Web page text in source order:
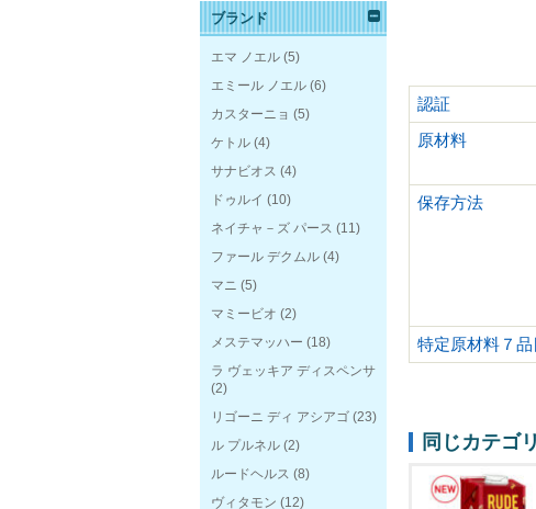
認証
原材料
保存方法
特定原材料７品
同じカテゴ
ブランド
エマ ノエル (5)
エミール ノエル (6)
カスターニョ (5)
ケトル (4)
サナビオス (4)
ドゥルイ (10)
ネイチャ－ズ パース (11)
ファール デクムル (4)
マニ (5)
マミービオ (2)
メステマッハー (18)
ラ ヴェッキア ディスペンサ
(2)
リゴーニ ディ アシアゴ (23)
ル プルネル (2)
ルードヘルス (8)
ヴィタモン (12)